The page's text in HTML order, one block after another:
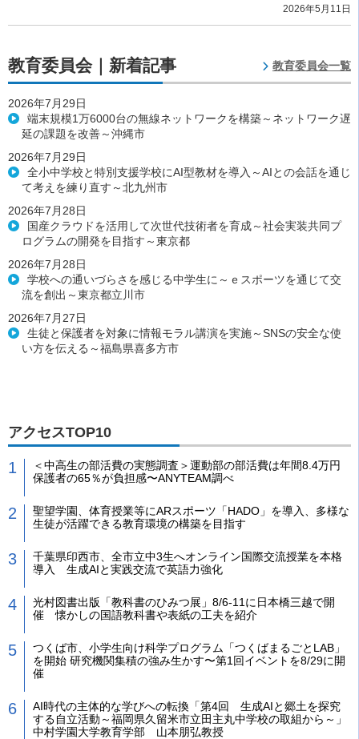
2026年5月11日
教育委員会｜新着記事 教育委員会一覧
2026年7月29日
端末規模1万6000台の無線ネットワークを構築～ネットワーク遅
延の課題を改善～沖縄市
2026年7月29日
全小中学校と特別支援学校にAI型教材を導入～AIとの会話を通じ
て考えを練り直す～北九州市
2026年7月28日
国産クラウドを活用して次世代技術者を育成～社会実装共同プ
ログラムの開発を目指す～東京都
2026年7月28日
学校への通いづらさを感じる中学生に～ｅスポーツを通じて交
流を創出～東京都立川市
2026年7月27日
生徒と保護者を対象に情報モラル講演を実施～SNSの安全な使
い方を伝える～福島県喜多方市
アクセスTOP10
＜中高生の部活費の実態調査＞運動部の部活費は年間8.4万円
保護者の65％が負担感〜ANYTEAM調べ
聖望学園、体育授業等にARスポーツ「HADO」を導入、多様な
生徒が活躍できる教育環境の構築を目指す
千葉県印西市、全市立中3生へオンライン国際交流授業を本格
導入 生成AIと実践交流で英語力強化
光村図書出版「教科書のひみつ展」8/6-11に日本橋三越で開
催 懐かしの国語教科書や表紙の工夫を紹介
つくば市、小学生向け科学プログラム「つくばまるごとLAB」
を開始 研究機関集積の強み生かす〜第1回イベントを8/29に開
催
AI時代の主体的な学びへの転換「第4回 生成AIと郷土を探究
する自立活動～福岡県久留米市立田主丸中学校の取組から～」
中村学園大学教育学部 山本朋弘教授